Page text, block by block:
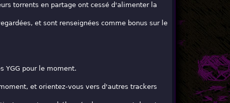
torrents en partage ont cessé d'alimenter la
et sont renseignées comme bonus sur le
YGG pour le moment.
et orientez-vous vers d'autres trackers